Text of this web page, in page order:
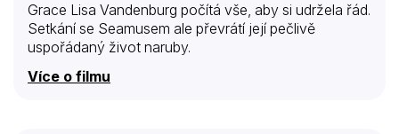
Grace Lisa Vandenburg počítá vše, aby si udržela řád.
Setkání se Seamusem ale převrátí její pečlivě
uspořádaný život naruby.
Více o filmu